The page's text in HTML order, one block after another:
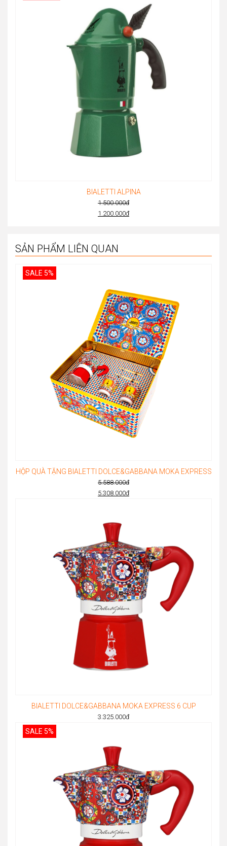
BIALETTI ALPINA
1.500.000đ
Original
1.500.000đ.
1.200.000đ
is:
1.200.000đ.
SẢN PHẨM LIÊN QUAN
SALE 5%
HỘP QUÀ TẶNG BIALETTI DOLCE&GABBANA MOKA EXPRESS
5.588.000đ
Original
5.588.000đ.
5.308.000đ
is:
5.308.000đ.
BIALETTI DOLCE&GABBANA MOKA EXPRESS 6 CUP
3.325.000đ
SALE 5%